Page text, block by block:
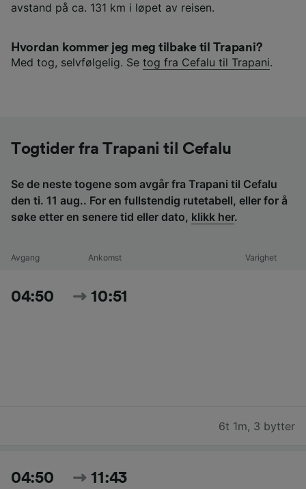
avstand på ca. 131 km i løpet av reisen.
Hvordan kommer jeg meg tilbake til Trapani?
Med tog, selvfølgelig. Se tog fra Cefalu til Trapani.
Togtider fra Trapani til Cefalu
Se de neste togene som avgår fra Trapani til Cefalu
den ti. 11 aug.. For en fullstendig rutetabell, eller for å
søke etter en senere tid eller dato, klikk her.
Avgang Ankomst Varighet
04:50 10:51
6t 1m, 3 bytter
04:50 11:43